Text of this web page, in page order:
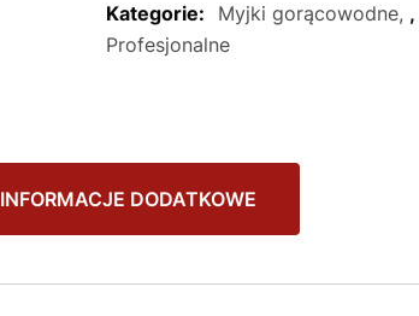
Kategorie:
Myjki gorącowodne ,
Profesjonalne
INFORMACJE DODATKOWE